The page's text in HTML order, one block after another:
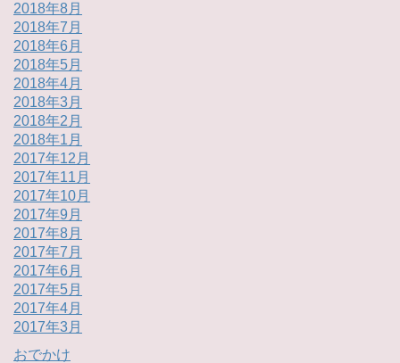
2018年8月
2018年7月
2018年6月
2018年5月
2018年4月
2018年3月
2018年2月
2018年1月
2017年12月
2017年11月
2017年10月
2017年9月
2017年8月
2017年7月
2017年6月
2017年5月
2017年4月
2017年3月
おでかけ